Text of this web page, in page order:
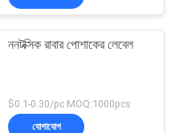
ননটক্সিক রাবার পোশাকের লেবেল
$0.1-0.30/pc MOQ:1000pcs
যোগাযোগ